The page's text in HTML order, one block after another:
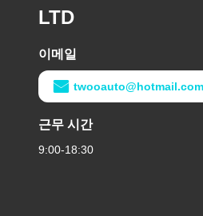
LTD
이메일
twooauto@hotmail.com
근무 시간
9:00-18:30